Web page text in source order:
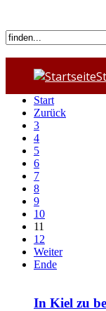
Start
Zurück
3
4
5
6
7
8
9
10
11
12
Weiter
Ende
In Kiel zu